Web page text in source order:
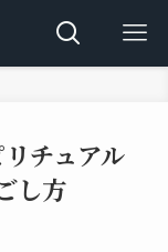
チュアル
し方